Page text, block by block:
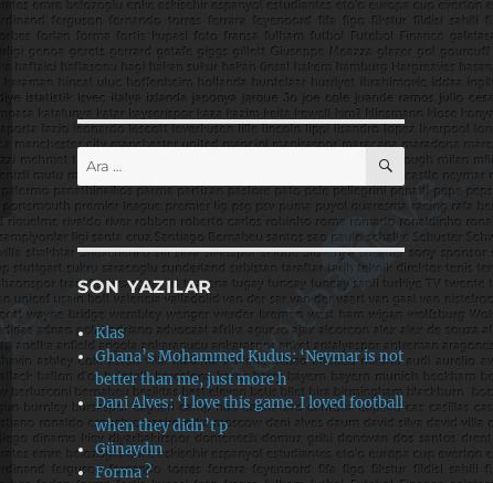
Ara: ARA
SON YAZILAR
Klas
Ghana’s Mohammed Kudus: ‘Neymar is not
better than me, just more h
Dani Alves: ‘I love this game. I loved football
when they didn’t p
Günaydın
Forma ?